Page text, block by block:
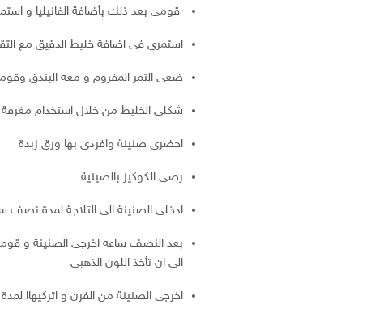
قومى بعد ذلك بأضافة الفانيليا و
استمرى فى اضافة خليط الدقيق مع
ضعى التمر المفروم و معه البندق
شكلى الخليط من خلال استخدام
احضرى صنينة وافردى بها ورق زبدة
رصى الكوكيز بالصينية
ادخلى الصنينة الى الثلاجة لمدة نصف
الى ان تأخذ اللون الذهبى
اخرجى الصنينة من الفرن و اتركيهاا لمدة 10 دقائق حتى تهدأ